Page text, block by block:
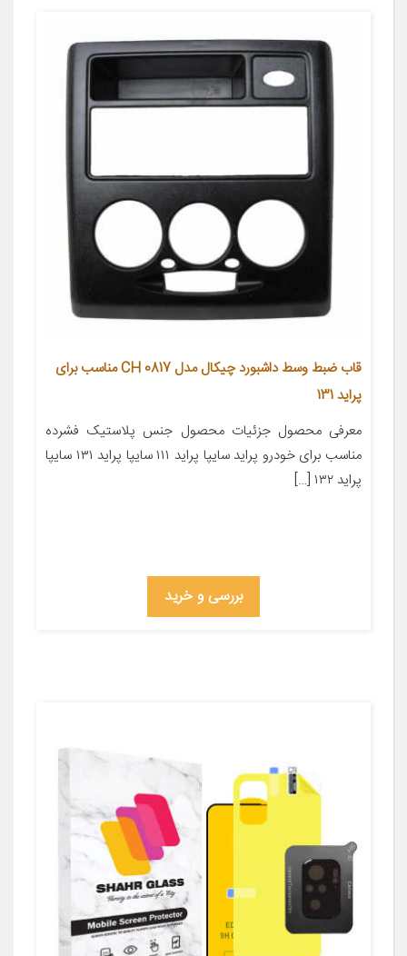
قاب ضبط وسط داشبورد چیکال مدل CH 0817 مناسب برای
پراید 131
معرفی محصول جزئیات محصول جنس پلاستیک فشرده
مناسب برای خودرو پراید سایپا پراید ۱۱۱ سایپا پراید ۱۳۱ سایپا
پراید ۱۳۲ […]
بررسی و خرید